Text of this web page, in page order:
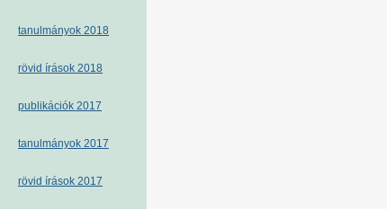
tanulmányok 2018
rövid írások 2018
publikációk 2017
tanulmányok 2017
rövid írások 2017